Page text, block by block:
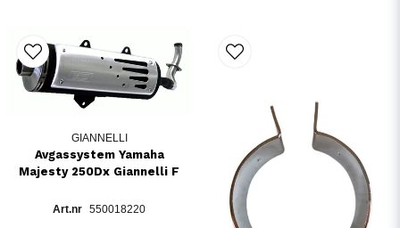
GIANNELLI
Avgassystem Yamaha
Majesty 250Dx Giannelli F
550018220